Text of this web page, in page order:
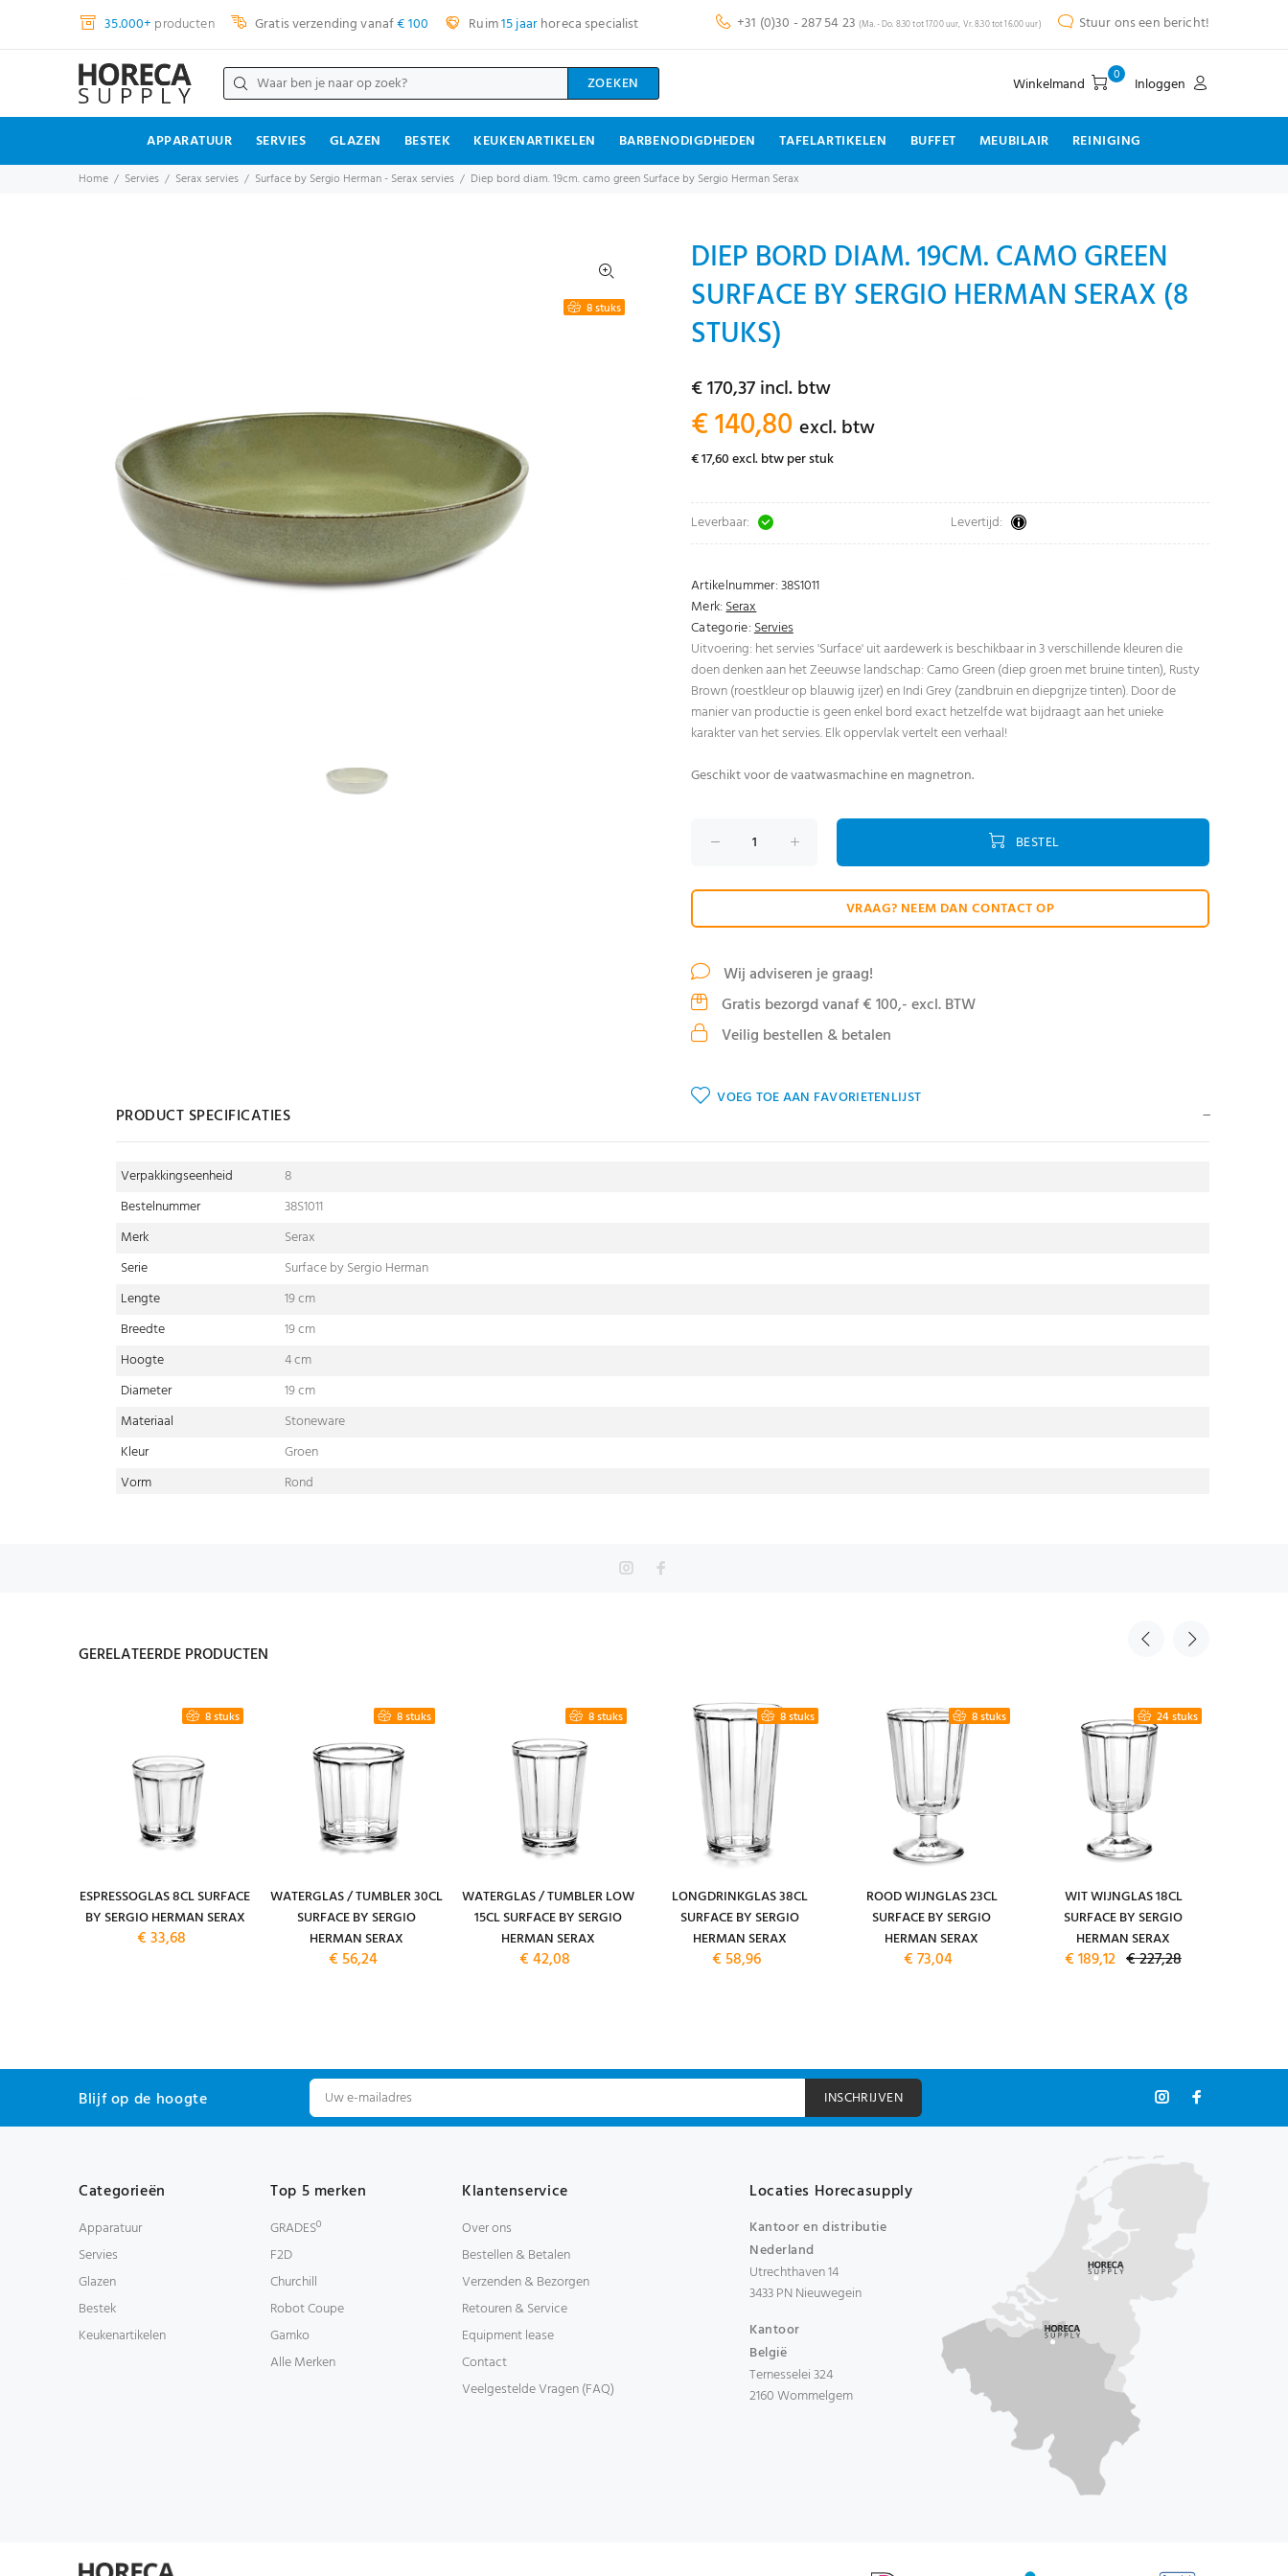
35.000+ producten Gratis verzending vanaf€ 100 Ruim15 jaarhoreca specialist +31 (0)30 - 287 54 23 (Ma. - Do. 8.30 tot 17.00 uur, Vr. 8.30 tot 16.00 uur) Stuur ons een bericht!
ZOEKEN Winkelmand 0 Inloggen
APPARATUUR SERVIES GLAZEN BESTEK KEUKENARTIKELEN BARBENODIGDHEDEN TAFELARTIKELEN BUFFET MEUBILAIR REINIGING
Home Servies Serax servies Surface by Sergio Herman - Serax servies Diep bord diam. 19cm. camo green Surface by Sergio Herman Serax
8 stuks
DIEP BORD DIAM. 19CM. CAMO GREEN
SURFACE BY SERGIO HERMAN SERAX (8
STUKS)
€ 170,37 incl. btw
€ 140,80 excl. btw
€ 17,60 excl. btw per stuk
Leverbaar: Levertijd:
Artikelnummer:38S1011
Merk:Serax
Categorie:Servies
Uitvoering: het servies 'Surface' uit aardewerk is beschikbaar in 3 verschillende kleuren die
doen denken aan het Zeeuwse landschap: Camo Green (diep groen met bruine tinten), Rusty
Brown (roestkleur op blauwig ijzer) en Indi Grey (zandbruin en diepgrijze tinten). Door de
manier van productie is geen enkel bord exact hetzelfde wat bijdraagt aan het unieke
karakter van het servies. Elk oppervlak vertelt een verhaal!
Geschikt voor de vaatwasmachine en magnetron.
BESTEL
VRAAG? NEEM DAN CONTACT OP
Wij adviseren je graag!
Gratis bezorgd vanaf € 100,- excl. BTW
Veilig bestellen & betalen
VOEG TOE AAN FAVORIETENLIJST
PRODUCT SPECIFICATIES
Verpakkingseenheid
8
Bestelnummer
38S1011
Merk
Serax
Serie
Surface by Sergio Herman
Lengte
19 cm
Breedte
19 cm
Hoogte
4 cm
Diameter
19 cm
Materiaal
Stoneware
Kleur
Groen
Vorm
Rond
GERELATEERDE PRODUCTEN
8 stuks
ESPRESSOGLAS 8CL SURFACE
BY SERGIO HERMAN SERAX
€ 33,68
8 stuks
WATERGLAS / TUMBLER 30CL
SURFACE BY SERGIO
HERMAN SERAX
€ 56,24
8 stuks
WATERGLAS / TUMBLER LOW
15CL SURFACE BY SERGIO
HERMAN SERAX
€ 42,08
8 stuks
LONGDRINKGLAS 38CL
SURFACE BY SERGIO
HERMAN SERAX
€ 58,96
8 stuks
ROOD WIJNGLAS 23CL
SURFACE BY SERGIO
HERMAN SERAX
€ 73,04
24 stuks
WIT WIJNGLAS 18CL
SURFACE BY SERGIO
HERMAN SERAX
€ 189,12 € 227,28
Blijf op de hoogte INSCHRIJVEN
Categorieën
Apparatuur
Servies
Glazen
Bestek
Keukenartikelen
Top 5 merken
GRADESº
F2D
Churchill
Robot Coupe
Gamko
Alle Merken
Klantenservice
Over ons
Bestellen & Betalen
Verzenden & Bezorgen
Retouren & Service
Equipment lease
Contact
Veelgestelde Vragen (FAQ)
Locaties Horecasupply
Kantoor en distributie
Nederland
Utrechthaven 14
3433 PN Nieuwegein
Kantoor
België
Ternesselei 324
2160 Wommelgem